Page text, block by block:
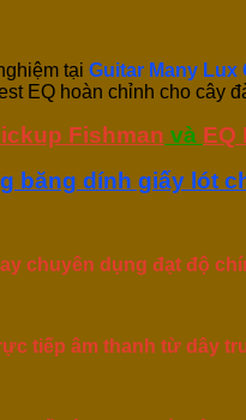
tại Guitar Many Lux
EQ hoàn chỉnh cho cây
Fishman và EQ
băng dính giấy lót
chuyên dụng đạt độ
tiếp âm thanh từ dây